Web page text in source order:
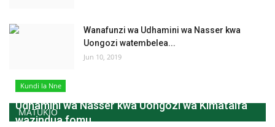
Wanafunzi wa Udhamini wa Nasser kwa
Uongozi watembelea...
Jun 10, 2019
MATUKIO
Kundi la Nne
Udhamini wa Nasser kwa Uongozi wa Kimataifa
wazindua fomu...